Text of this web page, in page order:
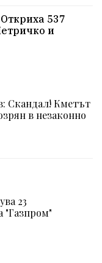
537
и
Скандал! Кметът
в незаконно
23
"Газпром"